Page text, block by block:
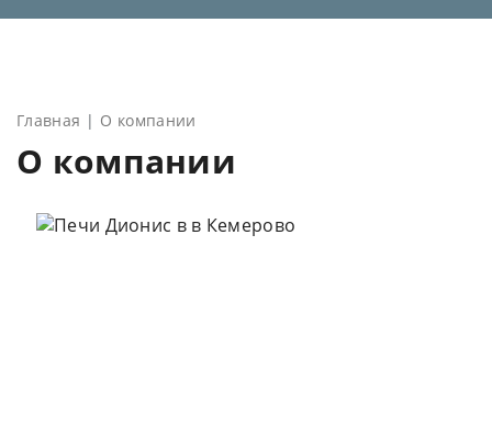
Главная О компании
О компании